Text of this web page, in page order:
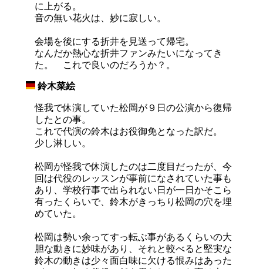
に上がる。
音の無い花火は、妙に寂しい。
会場を後にする折井を見送って帰宅。
なんだか熱心な折井ファンみたいになってき
た。 これで良いのだろうか？。
鈴木菜絵
怪我で休演していた松岡が９日の公演から復帰
したとの事。
これで代演の鈴木はお役御免となった訳だ。
少し淋しい。
松岡が怪我で休演したのは二度目だったが、今
回は代役のレッスンが事前になされていた事も
あり、学校行事で出られない日が一日かそこら
有ったくらいで、鈴木がきっちり松岡の穴を埋
めていた。
松岡は勢い余ってすっ転ぶ事があるくらいの大
胆な動きに妙味があり、それと較べると堅実な
鈴木の動きは少々面白味に欠ける恨みはあった